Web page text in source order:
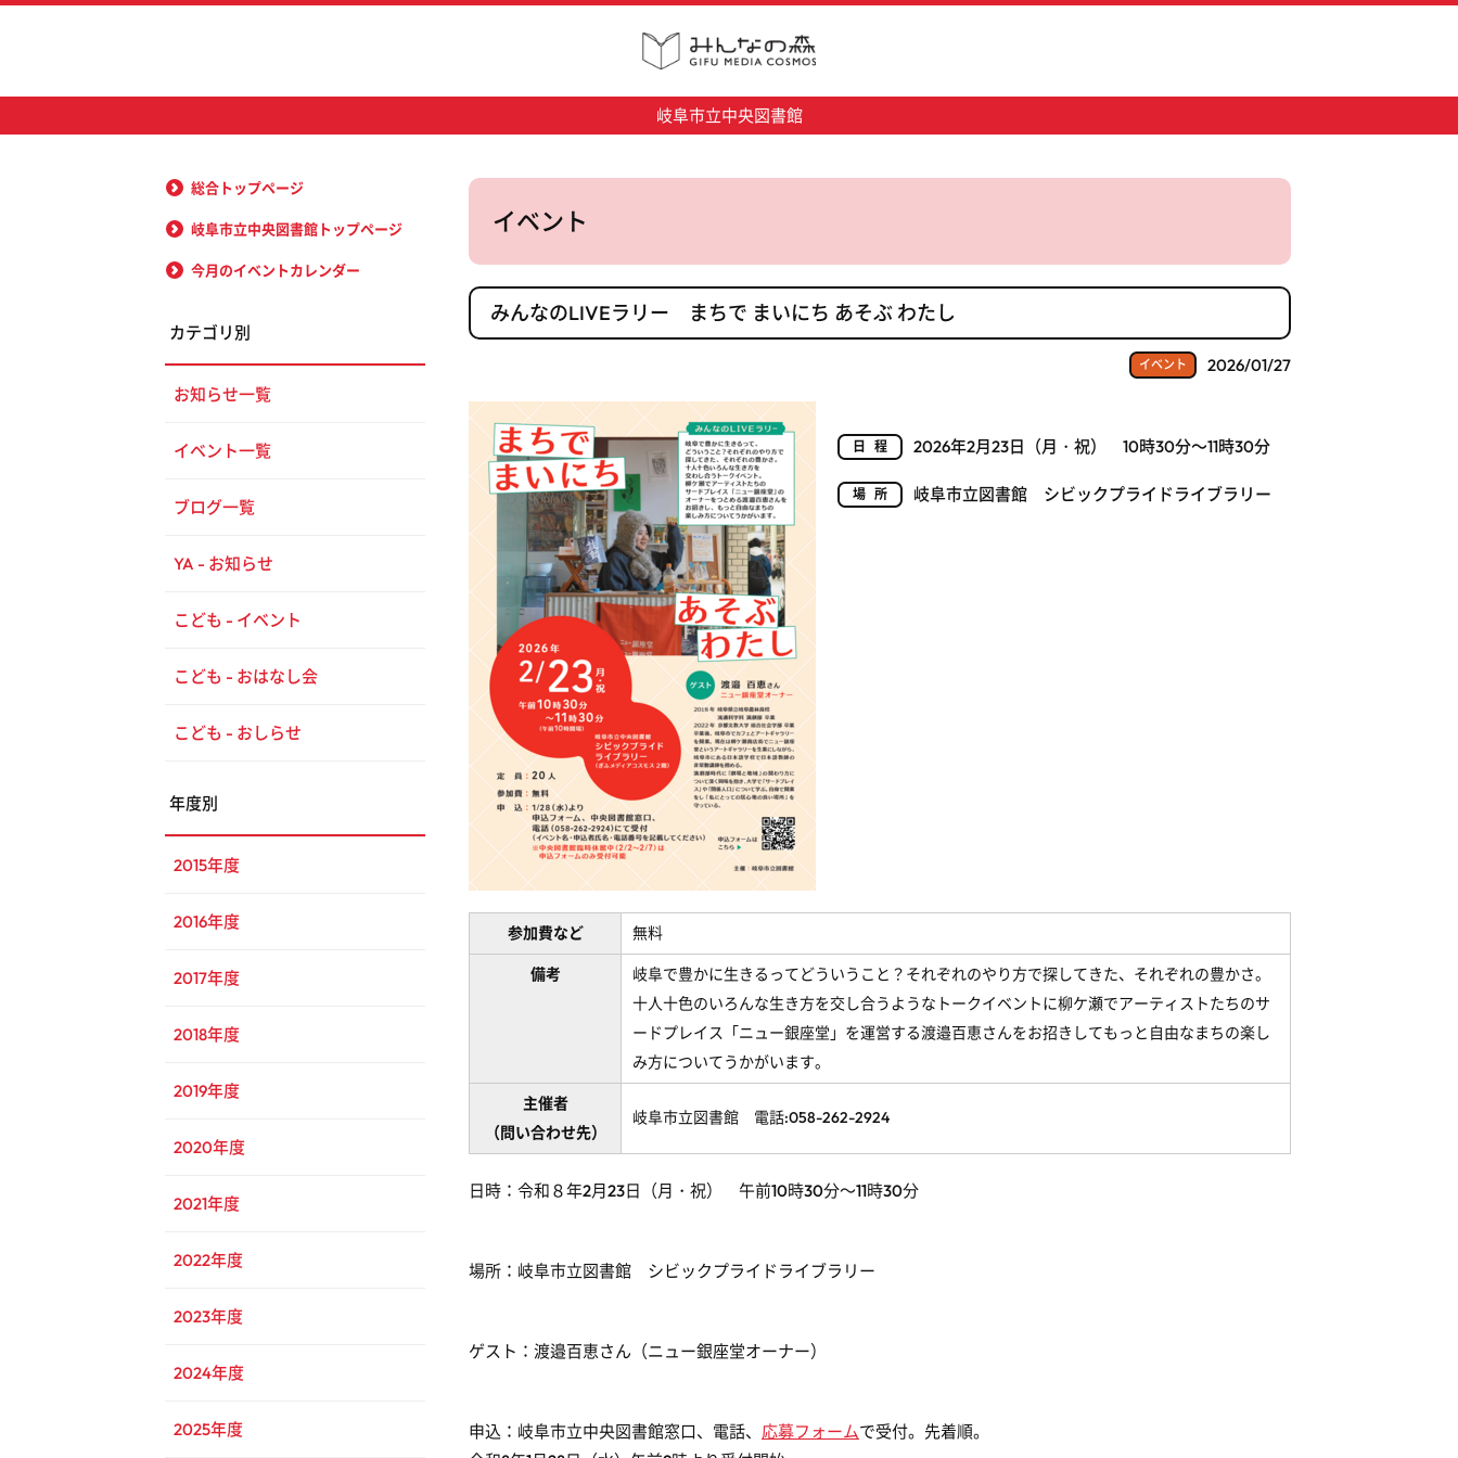
岐阜市立中央図書館
イベント
みんなのLIVEラリー まちで まいにち あそぶ わたし
イベント 2026/01/27
日程 2026年2月23日（月・祝） 10時30分～11時30分
場所 岐阜市立図書館 シビックプライドライブラリー
参加費など 無料
備考
岐阜で豊かに生きるってどういうこと？それぞれのやり方で探してきた、それぞれの豊かさ。
十人十色のいろんな生き方を交し合うようなトークイベントに柳ケ瀬でアーティストたちのサ
ードプレイス「ニュー銀座堂」を運営する渡邉百恵さんをお招きしてもっと自由なまちの楽し
み方についてうかがいます。
主催者
（問い合わせ先）
岐阜市立図書館 電話:058-262-2924
日時：令和８年2月23日（月・祝） 午前10時30分～11時30分
場所：岐阜市立図書館 シビックプライドライブラリー
ゲスト：渡邉百恵さん（ニュー銀座堂オーナー）
申込：岐阜市立中央図書館窓口、電話、 応募フォームで受付。先着順。
総合トップページ
岐阜市立中央図書館トップページ
今月のイベントカレンダー
カテゴリ別
お知らせ一覧
イベント一覧
ブログ一覧
YA - お知らせ
こども - イベント
こども - おはなし会
こども - おしらせ
年度別
2015年度
2016年度
2017年度
2018年度
2019年度
2020年度
2021年度
2022年度
2023年度
2024年度
2025年度